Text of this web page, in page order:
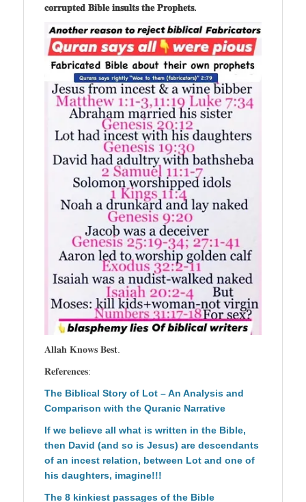
𝐜𝐨𝐫𝐫𝐮𝐩𝐭𝐞𝐝 𝐁𝐢𝐛𝐥𝐞 𝐢𝐧𝐬𝐮𝐥𝐭𝐬 𝐭𝐡𝐞 𝐏𝐫𝐨𝐩𝐡𝐞𝐭𝐬.
𝐀𝐥𝐥𝐚𝐡 𝐊𝐧𝐨𝐰𝐬 𝐁𝐞𝐬𝐭.
𝐑𝐞𝐟𝐞𝐫𝐞𝐧𝐜𝐞𝐬:
The Biblical Story of Lot – An Analysis and
Comparison with the Quranic Narrative
If we believe all what is written in the Bible,
then David (and so is Jesus) are descendants
of an incest relation, between Lot and one of
his daughters, imagine!!!
The 8 kinkiest passages of the Bible